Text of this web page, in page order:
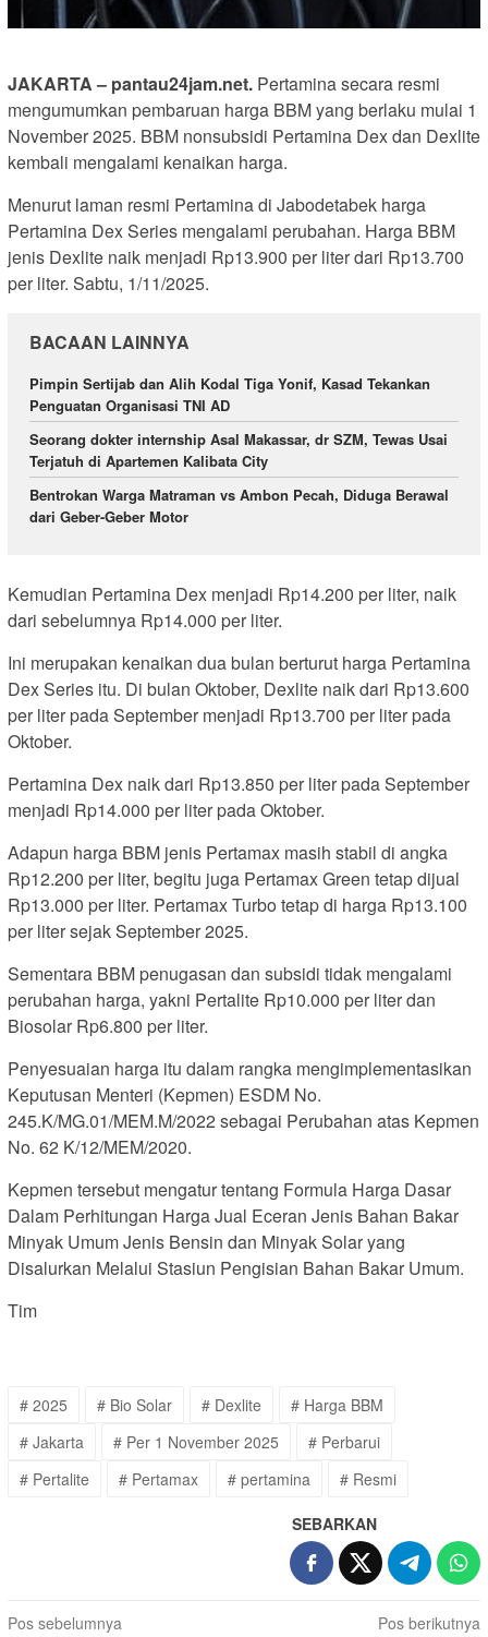
JAKARTA – pantau24jam.net. Pertamina secara resmi
mengumumkan pembaruan harga BBM yang berlaku mulai 1
November 2025. BBM nonsubsidi Pertamina Dex dan Dexlite
kembali mengalami kenaikan harga.
Menurut laman resmi Pertamina di Jabodetabek harga
Pertamina Dex Series mengalami perubahan. Harga BBM
jenis Dexlite naik menjadi Rp13.900 per liter dari Rp13.700
per liter. Sabtu, 1/11/2025.
BACAAN LAINNYA
Pimpin Sertijab dan Alih Kodal Tiga Yonif, Kasad Tekankan
Penguatan Organisasi TNI AD
Seorang dokter internship Asal Makassar, dr SZM, Tewas Usai
Terjatuh di Apartemen Kalibata City
Bentrokan Warga Matraman vs Ambon Pecah, Diduga Berawal
dari Geber-Geber Motor
Kemudian Pertamina Dex menjadi Rp14.200 per liter, naik
dari sebelumnya Rp14.000 per liter.
Ini merupakan kenaikan dua bulan berturut harga Pertamina
Dex Series itu. Di bulan Oktober, Dexlite naik dari Rp13.600
per liter pada September menjadi Rp13.700 per liter pada
Oktober.
Pertamina Dex naik dari Rp13.850 per liter pada September
menjadi Rp14.000 per liter pada Oktober.
Adapun harga BBM jenis Pertamax masih stabil di angka
Rp12.200 per liter, begitu juga Pertamax Green tetap dijual
Rp13.000 per liter. Pertamax Turbo tetap di harga Rp13.100
per liter sejak September 2025.
Sementara BBM penugasan dan subsidi tidak mengalami
perubahan harga, yakni Pertalite Rp10.000 per liter dan
Biosolar Rp6.800 per liter.
Penyesuaian harga itu dalam rangka mengimplementasikan
Keputusan Menteri (Kepmen) ESDM No.
245.K/MG.01/MEM.M/2022 sebagai Perubahan atas Kepmen
No. 62 K/12/MEM/2020.
Kepmen tersebut mengatur tentang Formula Harga Dasar
Dalam Perhitungan Harga Jual Eceran Jenis Bahan Bakar
Minyak Umum Jenis Bensin dan Minyak Solar yang
Disalurkan Melalui Stasiun Pengisian Bahan Bakar Umum.
Tim
# 2025 # Bio Solar # Dexlite
# Harga BBM
# Jakarta
# Per 1 November 2025
# Perbarui
# Pertalite
# Pertamax # pertamina # Resmi
SEBARKAN
Navigasi
Pos sebelumnya
Pos berikutnya